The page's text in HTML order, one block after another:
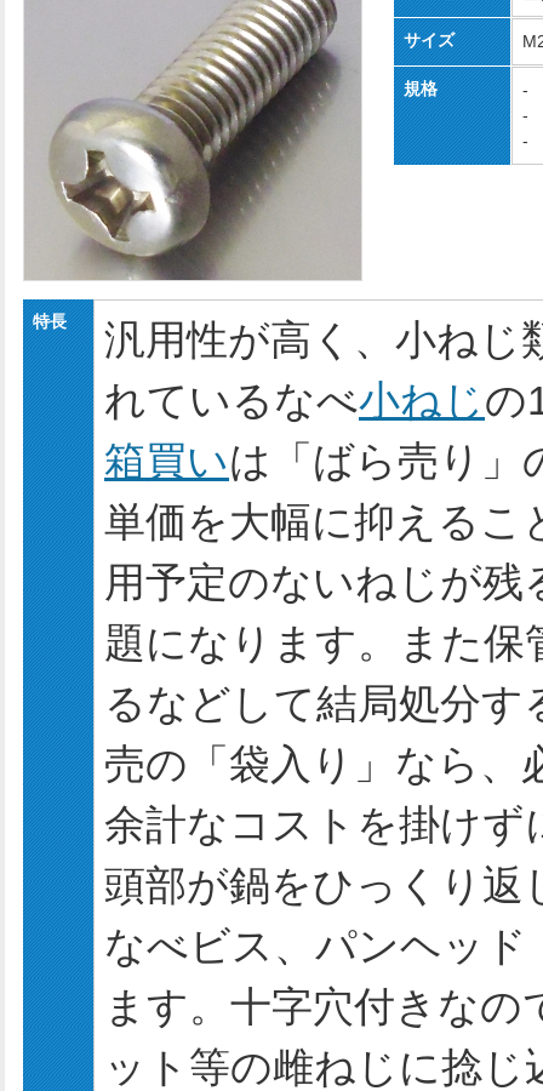
サイズ
規格
-
-
-
特長
汎用性が高く、小ねじ
れているなべ小ねじの
箱買いは「ばら売り」
単価を大幅に抑えるこ
用予定のないねじが残
題になります。また
るなどして結局処分
売の「袋入り」なら、
余計なコストを掛けず
頭部が鍋をひっくり返
なべビス、パンヘッ
ます。十字穴付きな
ット等の雌ねじに捻